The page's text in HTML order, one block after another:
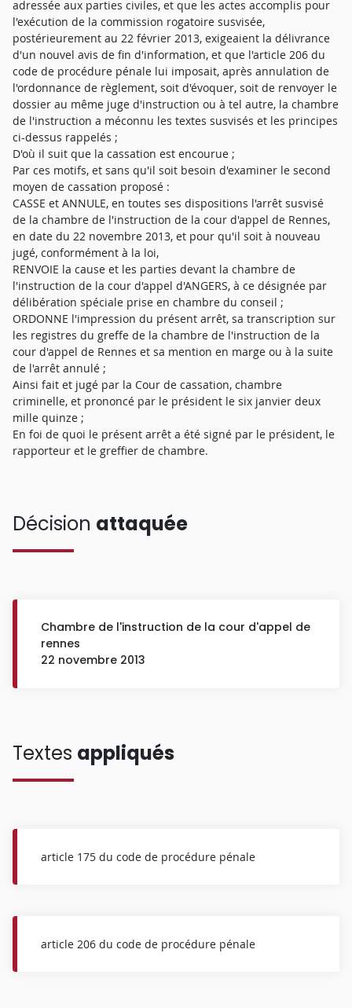
adressée aux parties civiles, et que les actes accomplis pour
l'exécution de la commission rogatoire susvisée,
postérieurement au 22 février 2013, exigeaient la délivrance
d'un nouvel avis de fin d'information, et que l'article 206 du
code de procédure pénale lui imposait, après annulation de
l'ordonnance de règlement, soit d'évoquer, soit de renvoyer le
dossier au même juge d'instruction ou à tel autre, la chambre
de l'instruction a méconnu les textes susvisés et les principes
ci-dessus rappelés ;
D'où il suit que la cassation est encourue ;
Par ces motifs, et sans qu'il soit besoin d'examiner le second
moyen de cassation proposé :
CASSE et ANNULE, en toutes ses dispositions l'arrêt susvisé
de la chambre de l'instruction de la cour d'appel de Rennes,
en date du 22 novembre 2013, et pour qu'il soit à nouveau
jugé, conformément à la loi,
RENVOIE la cause et les parties devant la chambre de
l'instruction de la cour d'appel d'ANGERS, à ce désignée par
délibération spéciale prise en chambre du conseil ;
ORDONNE l'impression du présent arrêt, sa transcription sur
les registres du greffe de la chambre de l'instruction de la
cour d'appel de Rennes et sa mention en marge ou à la suite
de l'arrêt annulé ;
Ainsi fait et jugé par la Cour de cassation, chambre
criminelle, et prononcé par le président le six janvier deux
mille quinze ;
En foi de quoi le présent arrêt a été signé par le président, le
rapporteur et le greffier de chambre.
Décision attaquée
Chambre de l'instruction de la cour d'appel de
rennes
22 novembre 2013
Textes appliqués
article 175 du code de procédure pénale
article 206 du code de procédure pénale